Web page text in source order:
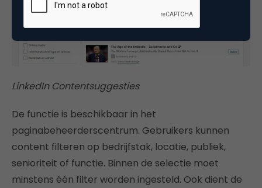
LinkedIn Contentsuggesties
De functie is beschikbaar in het
paginabeheerderscentrum. Gebruikers kunnen
content filteren op bedrijfstak, locatie, publiek,
senioriteit of functie. Binnen de selectie moet
minstens één filter worden ingesteld. Ook dient de